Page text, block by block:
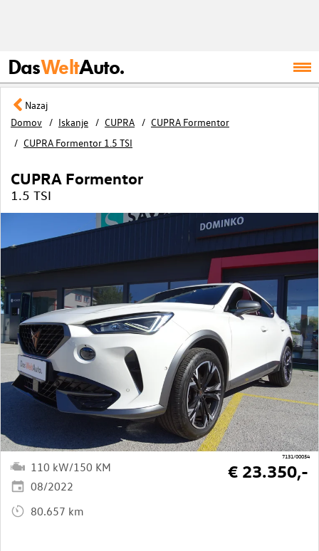
DasWeltAuto.
Nazaj
Domov
Iskanje CUPRA
CUPRA Formentor
CUPRA Formentor 1.5 TSI
7131/00054
CUPRA Formentor
1.5 TSI
110 kW/150 KM
08/2022
80.657 km
€ 23.350,-